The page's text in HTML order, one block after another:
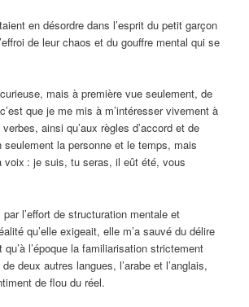
en désordre dans l’esprit du petit garçon
de leur chaos et du gouffre mental qui se
mais à première vue seulement, de
que je me mis à m’intéresser vivement à
ainsi qu’aux règles d’accord et de
seulement la personne et le temps, mais
voix : je suis, tu seras, il eût été, vous
par l’effort de structuration mentale et
qu’elle exigeait, elle m’a sauvé du délire
qu’à l’époque la familiarisation strictement
deux autres langues, l’arabe et l’anglais,
de flou du réel.